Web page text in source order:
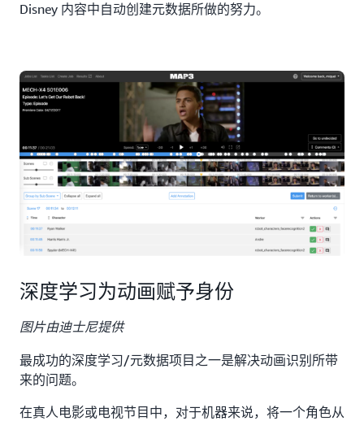
Disney 内容中自动创建元数据所做的努力。
深度学习为动画赋予身份
图片由迪士尼提供
最成功的深度学习/元数据项目之一是解决动画识别所带
来的问题。
在真人电影或电视节目中，对于机器来说，将一个角色从